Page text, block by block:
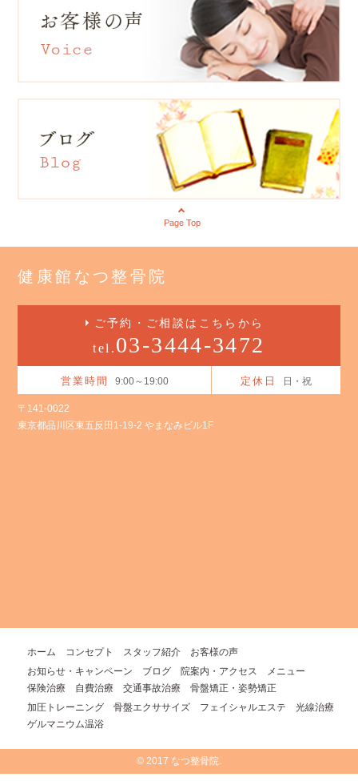
Page Top
健康館なつ整骨院
ご予約・ご相談はこちらから
tel. 03-3444-3472
営業時間 9:00～19:00 定休日 日・祝
〒141-0022
東京都品川区東五反田1-19-2 やまなみビル1F
ホーム コンセプト スタッフ紹介
お客様の声
お知らせ・キャンペーン
ブログ 院案内・アクセス
メニュー
保険治療
自費治療 交通事故治療
骨盤矯正・姿勢矯正
加圧トレーニング
骨盤エクササイズ フェイシャルエステ
光線治療
ゲルマニウム温浴
© 2017 なつ整骨院.